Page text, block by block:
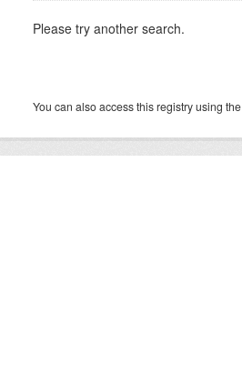
Please try another search.
You can also access this registry using the